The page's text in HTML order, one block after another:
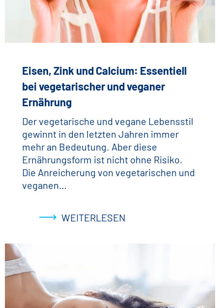
Eisen, Zink und Calcium: Essentiell
bei vegetarischer und veganer
Ernährung
Der vegetarische und vegane Lebensstil
gewinnt in den letzten Jahren immer
mehr an Bedeutung. Aber diese
Ernährungsform ist nicht ohne Risiko.
Die Anreicherung von vegetarischen und
veganen…
WEITERLESEN